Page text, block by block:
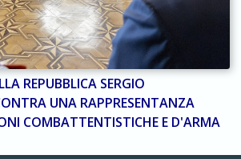
REPUBBLICA SERGIO
UNA RAPPRESENTANZA
COMBATTENTISTICHE E D'ARMA